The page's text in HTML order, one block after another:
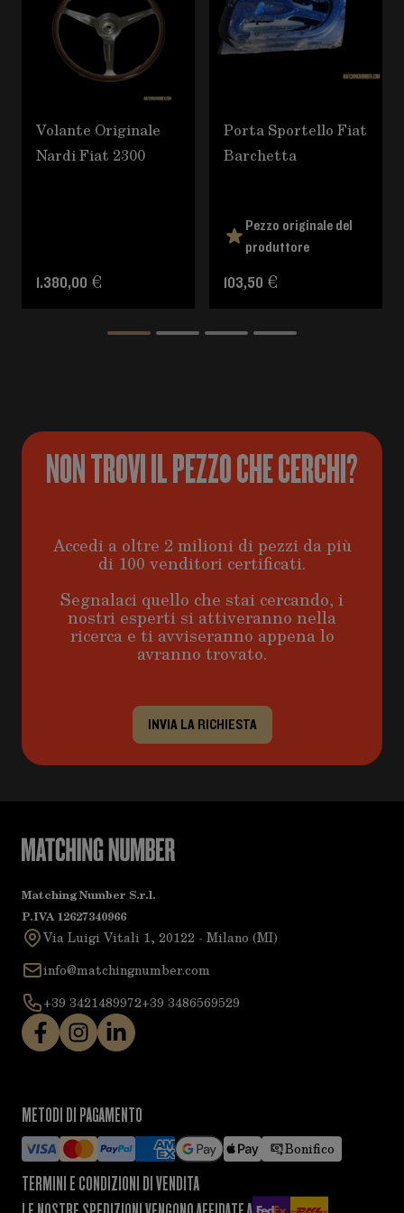
Volante Originale
Nardi Fiat 2300
1.380,00 €
Porta Sportello Fiat
Barchetta
Pezzo originale del
produttore
103,50 €
NON TROVI IL PEZZO CHE CERCHI?
Accedi a oltre 2 milioni di pezzi da più
di 100 venditori certificati.
Segnalaci quello che stai cercando, i
nostri esperti si attiveranno nella
ricerca e ti avviseranno appena lo
avranno trovato.
INVIA LA RICHIESTA
Matching Number S.r.l.
P.IVA 12627340966
Via Luigi Vitali 1, 20122 - Milano (MI)
info@matchingnumber.com
+39 3421489972+39 3486569529
METODI DI PAGAMENTO
Bonifico
TERMINI E CONDIZIONI DI VENDITA